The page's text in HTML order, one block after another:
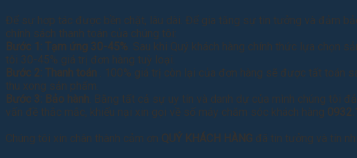
Để sự hợp tác được bền chặt, lâu dài. Để gia tăng sự tin tưởng và đảm
chính sách thanh toán của chúng tôi:
Bước 1: Tạm ứng 30-45% . Sau khi Quý khách hàng chính thức lựa chọn
tôi 30-45% giá trị đơn hàng tuỳ loại.
Bước 2: Thanh toán
. 100% giá trị còn lại của đơn hàng sẽ được tất toán
thu xong sản phẩm.
Bước 3: Bảo hành . Bằng tất cả sự uy tín và danh dự của mình chúng tôi
vấn đề thắc mắc, khiếu nại xin gọi về số máy chăm sóc khách hàng
Chúng tôi xin chân thành cảm ơn QUÝ KHÁCH HÀNG đã tin tưởng và tín